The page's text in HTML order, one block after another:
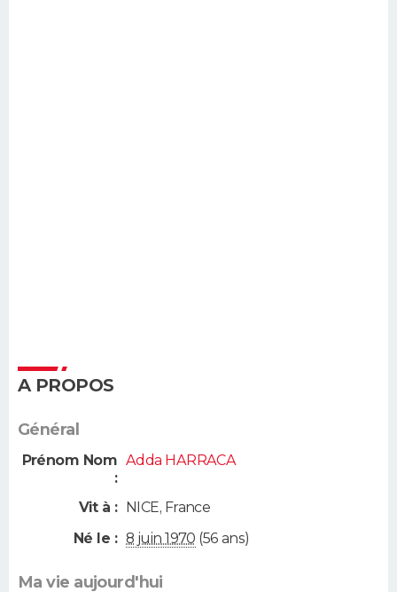
A PROPOS
Général
Prénom Nom
:
Adda HARRACA
Vit à : NICE, France
Né le : 8 juin 1970 (56 ans)
Ma vie aujourd'hui